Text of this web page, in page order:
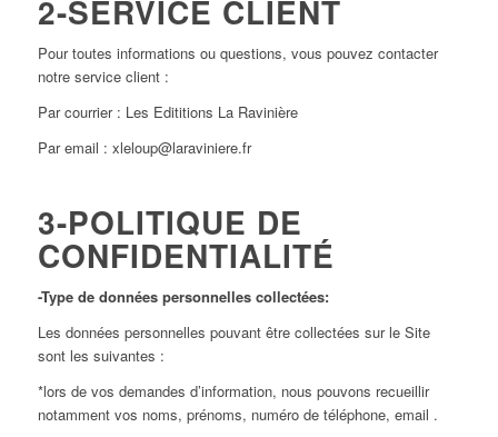
2-SERVICE CLIENT
Pour toutes informations ou questions, vous pouvez contacter
notre service client :
Par courrier : Les Edititions La Ravinière
Par email : xleloup@laraviniere.fr
3-POLITIQUE DE
CONFIDENTIALITÉ
-Type de données personnelles collectées:
Les données personnelles pouvant être collectées sur le Site
sont les suivantes :
*lors de vos demandes d’information, nous pouvons recueillir
notamment vos noms, prénoms, numéro de téléphone, email .